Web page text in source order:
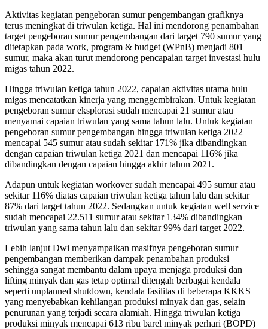
Aktivitas kegiatan pengeboran sumur pengembangan grafiknya
terus meningkat di triwulan ketiga. Hal ini mendorong penambahan
target pengeboran sumur pengembangan dari target 790 sumur yang
ditetapkan pada work, program & budget (WPnB) menjadi 801
sumur, maka akan turut mendorong pencapaian target investasi hulu
migas tahun 2022.
Hingga triwulan ketiga tahun 2022, capaian aktivitas utama hulu
migas mencatatkan kinerja yang menggembirakan. Untuk kegiatan
pengeboran sumur eksplorasi sudah mencapai 21 sumur atau
menyamai capaian triwulan yang sama tahun lalu. Untuk kegiatan
pengeboran sumur pengembangan hingga triwulan ketiga 2022
mencapai 545 sumur atau sudah sekitar 171% jika dibandingkan
dengan capaian triwulan ketiga 2021 dan mencapai 116% jika
dibandingkan dengan capaian hingga akhir tahun 2021.
Adapun untuk kegiatan workover sudah mencapai 495 sumur atau
sekitar 116% diatas capaian triwulan ketiga tahun lalu dan sekitar
87% dari target tahun 2022. Sedangkan untuk kegiatan well service
sudah mencapai 22.511 sumur atau sekitar 134% dibandingkan
triwulan yang sama tahun lalu dan sekitar 99% dari target 2022.
Lebih lanjut Dwi menyampaikan masifnya pengeboran sumur
pengembangan memberikan dampak penambahan produksi
sehingga sangat membantu dalam upaya menjaga produksi dan
lifting minyak dan gas tetap optimal ditengah berbagai kendala
seperti unplanned shutdown, kendala fasilitas di beberapa KKKS
yang menyebabkan kehilangan produksi minyak dan gas, selain
penurunan yang terjadi secara alamiah. Hingga triwulan ketiga
produksi minyak mencapai 613 ribu barel minyak perhari (BOPD)